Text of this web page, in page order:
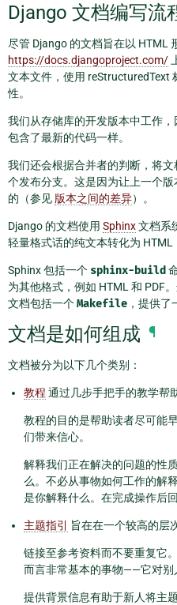
Django 文档编写流
尽管 Django 的文档旨在以 HTML
https://docs.djangoproject.com/
文本文件，使用 reStructuredText
性。
我们从存储库的开发版本中工作
包含了最新的代码一样。
我们还会根据合并者的判断，将
个发布分支。这是因为让上一个
的（参见 版本之间的差异）。
Django 的文档使用 Sphinx文档系
轻量格式话的纯文本转化为 HTML
Sphinx 包括一个 sphinx-build
为其他格式，例如 HTML 和 PDF
文档包括一个Makefile ，提供了
文档是如何组成 ¶
文档被分为以下几个类别：
教程 通过几步手把手的教学帮
教程的目的是帮助读者尽可能
们带来信心。
解释我们正在解决的问题的性
么。不必从事物如何工作的解
是你解释什么。在完成操作后
主题指引 旨在在一个较高的层
链接至参考资料而不要重复它
而言非常基本的事物——它对别
提供背景信息有助于新人将主